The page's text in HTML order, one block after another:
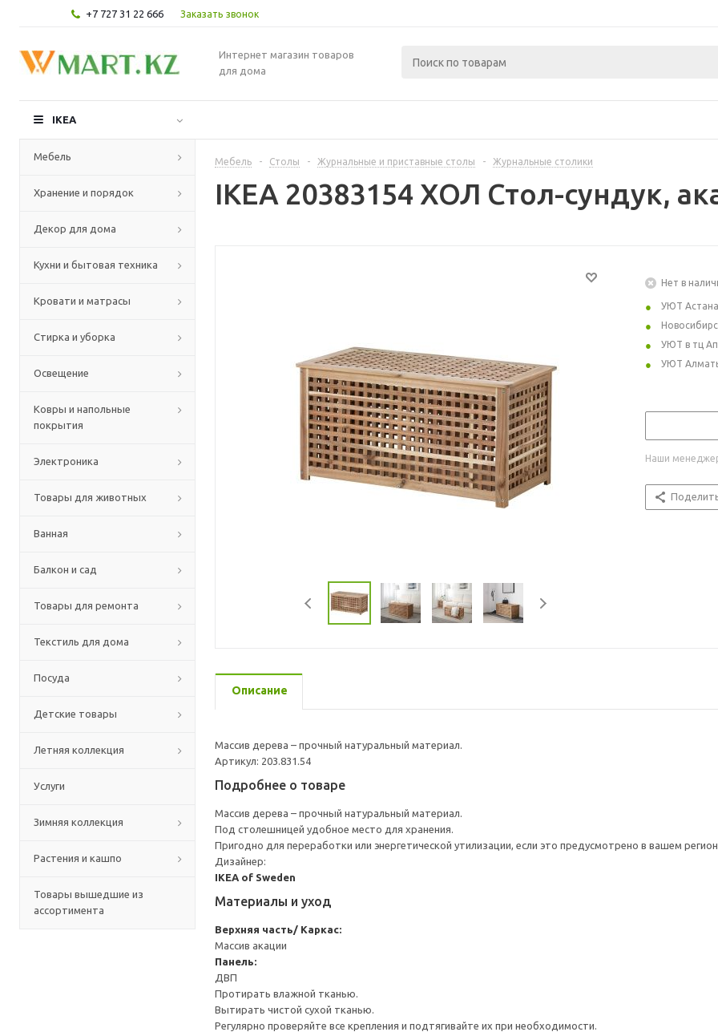
+7 727 31 22 666 Заказать звонок
Интернет магазин товаров
для дома
IKEA
Мебель
Хранение и порядок
Декор для дома
Кухни и бытовая техника
Кровати и матрасы
Стирка и уборка
Освещение
Ковры и напольные
покрытия
Электроника
Товары для животных
Ванная
Балкон и сад
Товары для ремонта
Текстиль для дома
Посуда
Детские товары
Летняя коллекция
Услуги
Зимняя коллекция
Растения и кашпо
Товары вышедшие из
ассортимента
Мебель - Столы - Журнальные и приставные столы - Журнальные столики
IKEA 20383154 ХОЛ Стол-сундук,
Нет в
УЮТ Астана
УЮТ в тц
УЮТ
Наши
Описание
Массив дерева – прочный натуральный материал.
Артикул: 203.831.54
Подробнее о товаре
Массив дерева – прочный натуральный материал.
Под столешницей удобное место для хранения.
Пригодно для переработки или энергетической утилизации, если это предусмотрено в вашем
Дизайнер:
IKEA of Sweden
Материалы и уход
Верхняя часть/ Каркас:
Массив акации
Панель:
ДВП
Протирать влажной тканью.
Вытирать чистой сухой тканью.
Регулярно проверяйте все крепления и подтягивайте их при необходимости.